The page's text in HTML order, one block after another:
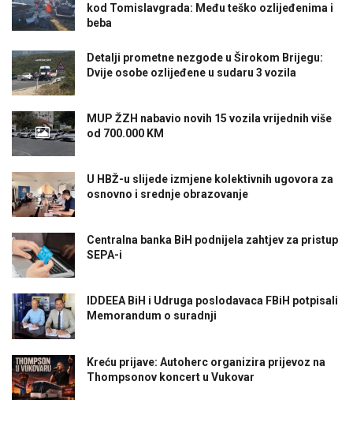
kod Tomislavgrada: Među teško ozlijeđenima i
beba
Detalji prometne nezgode u Širokom Brijegu:
Dvije osobe ozlijeđene u sudaru 3 vozila
MUP ŽZH nabavio novih 15 vozila vrijednih više
od 700.000 KM
U HBŽ-u slijede izmjene kolektivnih ugovora za
osnovno i srednje obrazovanje
Centralna banka BiH podnijela zahtjev za pristup
SEPA-i
IDDEEA BiH i Udruga poslodavaca FBiH potpisali
Memorandum o suradnji
Kreću prijave: Autoherc organizira prijevoz na
Thompsonov koncert u Vukovar